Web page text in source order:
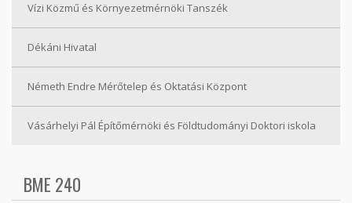
Vízi Közmű és Környezetmérnöki Tanszék
Dékáni Hivatal
Németh Endre Mérőtelep és Oktatási Központ
Vásárhelyi Pál Építőmérnöki és Földtudományi Doktori iskola
BME 240